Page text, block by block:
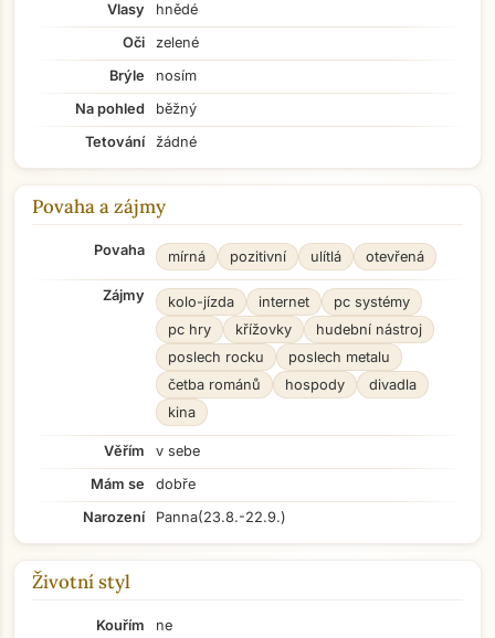
Vlasy
hnědé
Oči
zelené
Brýle
nosím
Na pohled
běžný
Tetování
žádné
Povaha a zájmy
Povaha mírná pozitivní ulítlá otevřená
Zájmy kolo-jízda internet
pc systémy
pc hry
křížovky
hudební nástroj
poslech rocku
poslech metalu
četba románů
hospody
divadla
kina
Věřím
v sebe
Mám se
dobře
Narození
Panna(23.8.-22.9.)
Životní styl
Kouřím
ne